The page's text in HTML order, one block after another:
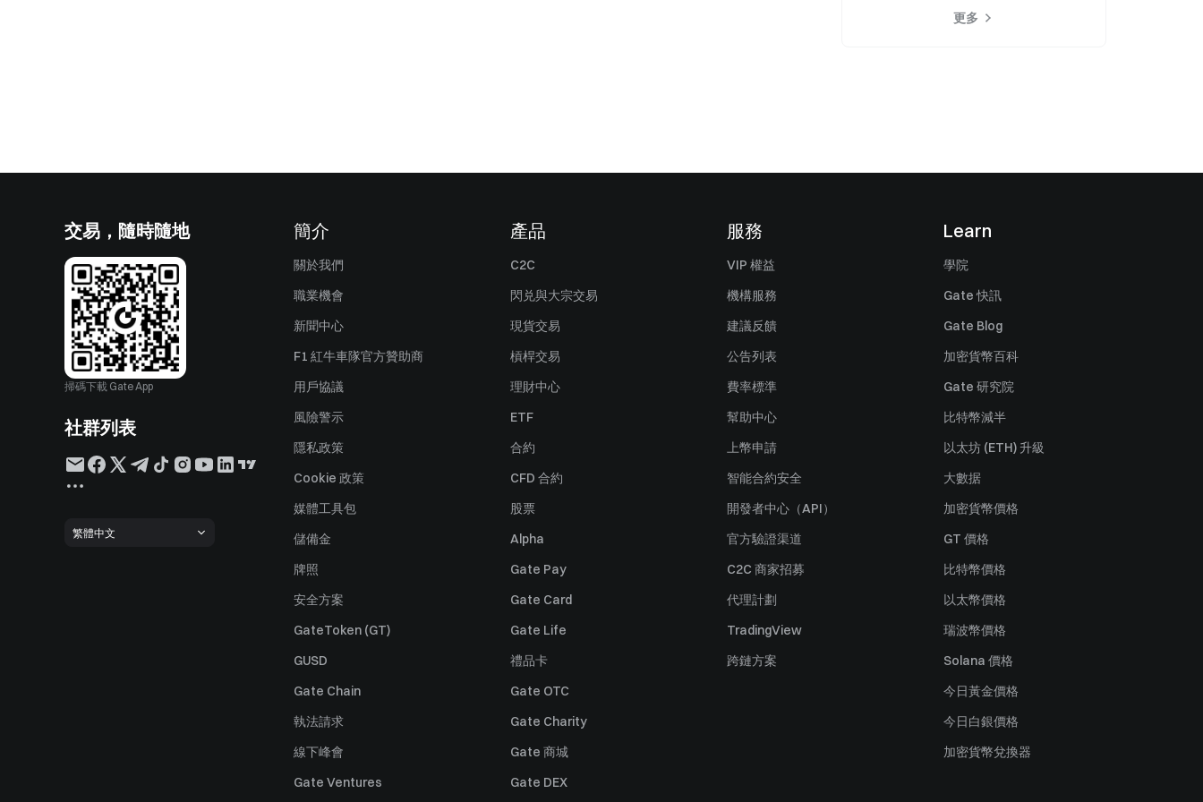
更多
交易，隨時隨地
掃碼下載 Gate App
社群列表
繁體中文
簡介
關於我們
職業機會
新聞中心
F1 紅牛車隊官方贊助商
用戶協議
風險警示
隱私政策
Cookie 政策
媒體工具包
儲備金
牌照
安全方案
GateToken (GT)
GUSD
Gate Chain
執法請求
線下峰會
Gate Ventures
產品
C2C
閃兑與大宗交易
現貨交易
槓桿交易
理財中心
ETF
合約
CFD 合約
股票
Alpha
Gate Pay
Gate Card
Gate Life
禮品卡
Gate OTC
Gate Charity
Gate 商城
Gate DEX
服務
VIP 權益
機構服務
建議反饋
公告列表
費率標準
幫助中心
上幣申請
智能合約安全
開發者中心（API）
官方驗證渠道
C2C 商家招募
代理計劃
TradingView
跨鏈方案
Learn
學院
Gate 快訊
Gate Blog
加密貨幣百科
Gate 研究院
比特幣減半
以太坊 (ETH) 升級
大數据
加密貨幣價格
GT 價格
比特幣價格
以太幣價格
瑞波幣價格
Solana 價格
今日黃金價格
今日白銀價格
加密貨幣兌換器